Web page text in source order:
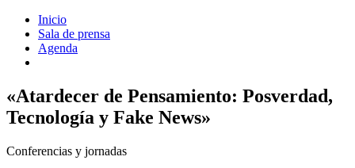
Inicio
Sala de prensa
Agenda
«Atardecer de Pensamiento: Posverdad,
Tecnología y Fake News»
Conferencias y jornadas